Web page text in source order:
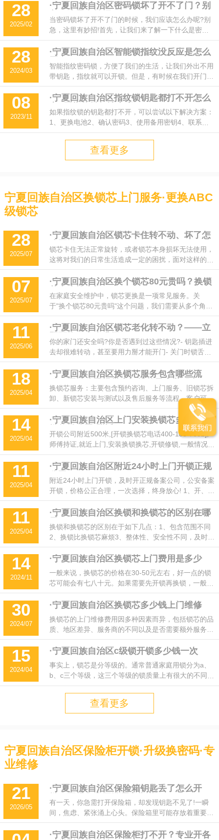
到底需要多少钱?本文及时开开锁公司将为您详细解
析。
28
2025/02
·宁夏回族自治区密码锁坏了开不了门？别
急，这里有妙招！
当密码锁坏了开不了门的时候，我们应该怎么办呢?别
急，这里有妙招!首先，让我们来了解一下什么是密码
锁。密码锁是一种通过输入正确的密码来解锁的装置，
通常用于保护我们的个人财物安全。但是，万一哪天你
发现自己的密码锁突然失灵了，那可就尴尬了...
28
2024/03
·宁夏回族自治区智能锁指纹没反应是怎么
回事?
智能指纹密码锁，方便了我们的生活，让我们外出不用
带钥匙，指纹就可以开锁。但是，有时候在我们开门的
时候用指纹没有反应是怎么回事?有什么解决方法？电
量不足：智能锁的指纹识别需要靠电池来运作，如果电
池电量不足，可能就会出现指纹识别失败的情况。解决
办法是更换电池或充电。
08
2023/11
·宁夏回族自治区指纹锁钥匙都打不开怎么
办?开指纹锁解决方案
如果指纹锁的钥匙都打不开，可以尝试以下解决方案：
1、更换电池2、确认密码3、使用备用密钥4、联系制
造商。请不要尝试自行修理或拆解指纹锁，以免造成更
查看更多
宁夏回族自治区换锁芯上门服务·更换ABC
级锁芯
28
2025/07
·宁夏回族自治区锁芯卡住转不动、坏了怎
么开锁？
锁芯卡住无法正常旋转，或者锁芯本身损坏无法使用，
这将对我们的日常生活造成一定的困扰，面对这样的情
况，及时开，开锁公司作出了以下应对方法。如果您不
确定如何处理锁芯问题，建议立即咨询专业的开锁公司
师傅(及时开24小时上门服务)，以确保安全和锁的正常
使用。
07
2025/07
·宁夏回族自治区换个锁芯80元贵吗？换锁
芯多少钱上门？
在家庭安全维护中，锁芯更换是一项常见服务。关
于"换个锁芯80元贵吗"这个问题，我们需要从多个角度
来分析：基础价格：通常在50-150元之间。80元价
位：属于中等偏低价格，如果是普通锁芯且不含上门
费，这个价格是合理的。影响因素：锁芯品牌、防盗等
级、地区差异都会影响最终价格
11
2025/06
·宁夏回族自治区锁芯老化转不动？——立
即更换，安全升级！
你的家门还安全吗?你是否遇到过这些情况?- 钥匙插进
去却很难转动，甚至要用力掰才能开门- 关门时锁舌卡
顿，需要反复调整才能锁上- 钥匙拔插不顺畅，有时还
会卡在锁孔里- 锁芯生锈、松动，感觉防盗性能下降这
些信号都在提醒你：锁芯已经老化，该换了! 继续使用
不仅影响便利性，还可能给小偷可乘之机!
18
2025/04
·宁夏回族自治区换锁芯服务包含哪些流
程？开锁公司提供上门维修及安装服务
换锁芯服务：主要包含预约咨询、上门服务、旧锁芯拆
卸、新锁芯安装与测试以及售后服务等流程。客户可通
过电话预约换锁芯服务，并咨询相关费用及锁芯类型等
信息。
14
2025/04
·宁夏回族自治区上门安装换锁芯多少钱[开
锁修锁公司]附近500米
开锁公司附近500米,[开锁换锁芯电话400-188-7652],
师傅持证,就近上门,安装换锁换芯,开锁修锁,一般情况
下,白天上门费需要30元左右,而锁芯的费用根据不同类
型的锁芯价格有所不同.
11
2025/04
·宁夏回族自治区附近24小时上门开锁正规
公司
附近24小时上门开锁，及时开正规备案公司，公安备案
开锁，价格公正合理，一次选择，终身放心! 1、开、修
各种防盗门锁、入户门、卧室门锁、换各种国产进口锁
芯 2、开、修保险柜、
11
2025/04
·宁夏回族自治区换锁和换锁芯的区别在哪
里
换锁和换锁芯的区别在于如下几点：1、包含范围不同
2、换锁比换锁芯麻烦3、整体性、安全性不同，及时开
开锁换锁公司是一家正规专业的开锁公司，很多疑难钥
匙难开的锁，通过我公司的锁匠师傅都能迎刃而解，专
业提供换锁、换锁芯等服务，如果想要了解更多的相关
知识或者有相关的换锁芯等需求时，可以拨打我们公司
的热线电话来咨询。
14
2024/11
·宁夏回族自治区换锁芯上门费用是多少
一般来说，换锁芯的价格在30-50元左右，好一点的锁
芯可能会有七八十元。如果需要先开锁再换锁，一般是
150-160元。上门费一般需要30元左右，而安装费用则
根据锁的种类而定。
30
2024/07
·宁夏回族自治区换锁芯多少钱上门维修
换锁芯的上门维修费用因多种因素而异，包括锁芯的品
质、地区差异、服务商的不同以及是否需要额外服务
（如开锁）等。一般价格在30-50元左右，也有说法认
为在四五十元左右。
15
2024/04
·宁夏回族自治区c级锁开锁多少钱一次
事实上，锁芯是分等级的。通常普通家庭用锁分为a、
b、c三个等级，这三个等级的锁质量上有很大的不同，
其中a级锁是比较容易开的，也就是说安全性相对较
者出现了丢钥匙的情况，就需要雇人开锁。
查看更多
宁夏回族自治区保险柜开锁·升级换密码·专
业维修
21
2026/05
·宁夏回族自治区保险箱钥匙丢了怎么开
锁？正规备案开锁哪家靠谱？
有一天，你急需打开保险箱，却发现钥匙不见了!一瞬
间，焦虑、紧张涌上心头。保险箱里可能存放着重要文
件、贵重物品甚至现金，钥匙丢失该怎么办?放心，这
事虽紧急，但并非无解!今天，我们就一起来探讨这个
·宁夏回族自治区保险柜打不开？专业开各